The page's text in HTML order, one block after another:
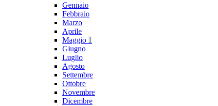
Gennaio
Febbraio
Marzo
Aprile
Maggio 1
Giugno
Luglio
Agosto
Settembre
Ottobre
Novembre
Dicembre